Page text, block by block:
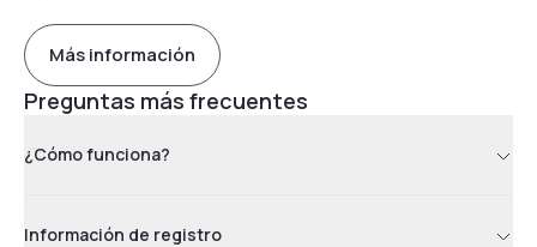
Más información
Preguntas más frecuentes
¿Cómo funciona?
Información de registro